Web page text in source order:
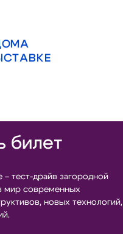
билет
– тест-драйв загородной
мир современных
новых технологий,